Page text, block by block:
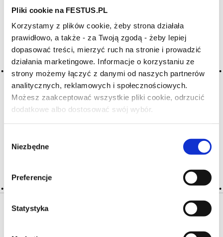
Pliki cookie na FESTUS.PL
Korzystamy z plików cookie, żeby strona działała
prawidłowo, a także - za Twoją zgodą - żeby lepiej
dopasować treści, mierzyć ruch na stronie i prowadzić
działania marketingowe. Informacje o korzystaniu ze
strony możemy łączyć z danymi od naszych partnerów
analitycznych, reklamowych i społecznościowych.
Możesz zaakceptować wszystkie pliki cookie, odrzucić
dodatkowe albo dostosować swój wybór.
zgody
Niezbędne
Preferencje
Statystyka
Czy masz ukończone 18 lat?
strona główna / indiscret
Archiwum wpisów tagu:
indiscret
niedyskretne
2016-05-10
CZYTAJ WIĘCEJ